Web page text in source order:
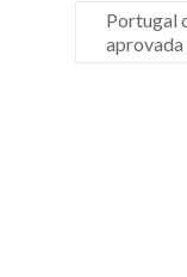
Portugal
aprovada